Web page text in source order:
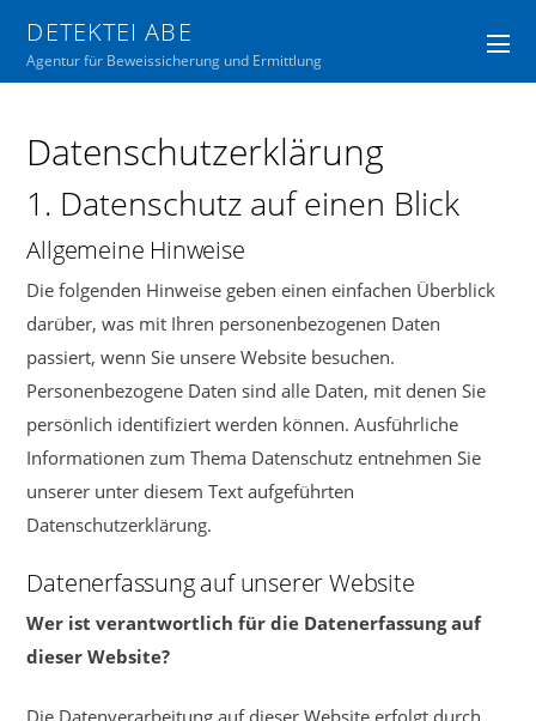
DETEKTEI ABE
Agentur für Beweissicherung und Ermittlung
Datenschutzerklärung
1. Datenschutz auf einen Blick
Allgemeine Hinweise
Die folgenden Hinweise geben einen einfachen Überblick
darüber, was mit Ihren personenbezogenen Daten
passiert, wenn Sie unsere Website besuchen.
Personenbezogene Daten sind alle Daten, mit denen Sie
persönlich identifiziert werden können. Ausführliche
Informationen zum Thema Datenschutz entnehmen Sie
unserer unter diesem Text aufgeführten
Datenschutzerklärung.
Datenerfassung auf unserer Website
Wer ist verantwortlich für die Datenerfassung auf
dieser Website?
Die Datenverarbeitung auf dieser Website erfolgt durch